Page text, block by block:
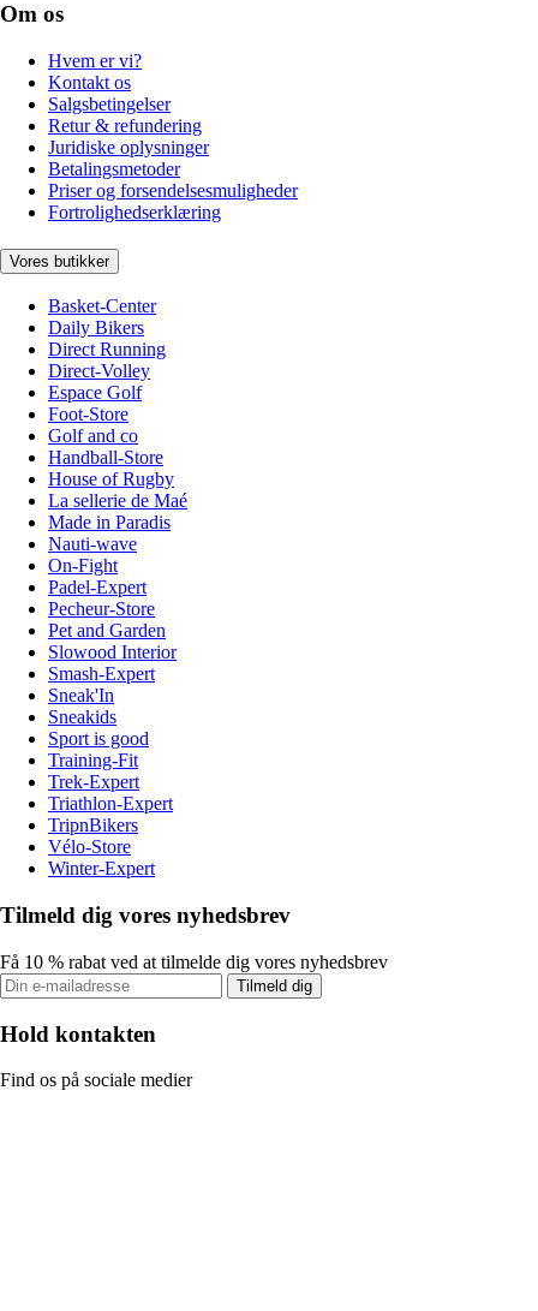
Om os
Hvem er vi?
Kontakt os
Salgsbetingelser
Retur & refundering
Juridiske oplysninger
Betalingsmetoder
Priser og forsendelsesmuligheder
Fortrolighedserklæring
Vores butikker
Basket-Center
Daily Bikers
Direct Running
Direct-Volley
Espace Golf
Foot-Store
Golf and co
Handball-Store
House of Rugby
La sellerie de Maé
Made in Paradis
Nauti-wave
On-Fight
Padel-Expert
Pecheur-Store
Pet and Garden
Slowood Interior
Smash-Expert
Sneak'In
Sneakids
Sport is good
Training-Fit
Trek-Expert
Triathlon-Expert
TripnBikers
Vélo-Store
Winter-Expert
Tilmeld dig vores nyhedsbrev
Få 10 % rabat ved at tilmelde dig vores nyhedsbrev
Tilmeld dig
Hold kontakten
Find os på sociale medier